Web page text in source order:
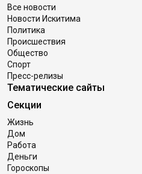
Все новости
Новости Искитима
Политика
Происшествия
Общество
Спорт
Пресс-релизы
Тематические сайты
Секции
Жизнь
Дом
Работа
Деньги
Гороскопы